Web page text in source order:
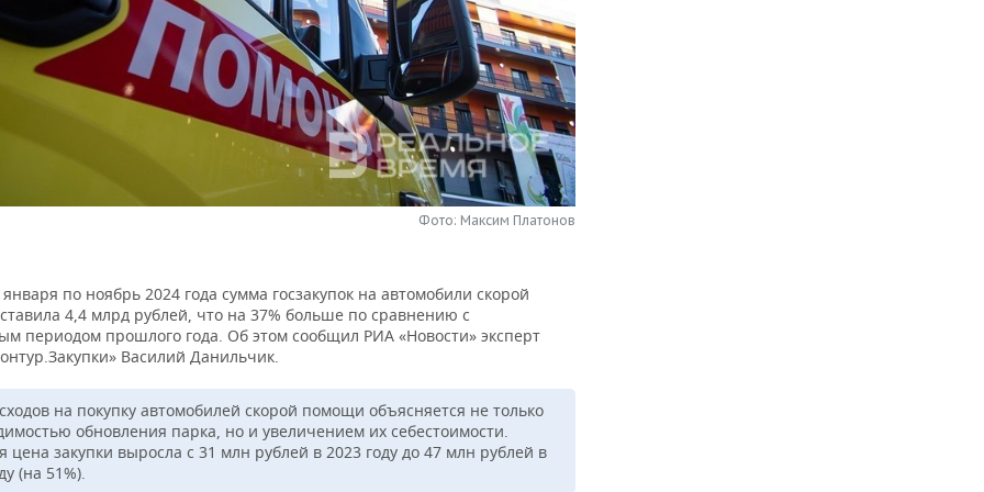
Фото: Максим Платонов
по ноябрь 2024 года сумма госзакупок на автомобили скорой
4,4 млрд рублей, что на 37% больше по сравнению с
периодом прошлого года. Об этом сообщил РИА «Новости» эксперт
Василий Данильчик.
на покупку автомобилей скорой помощи объясняется не только
обновления парка, но и увеличением их себестоимости.
цена закупки выросла с 31 млн рублей в 2023 году до 47 млн рублей в
(на 51%).